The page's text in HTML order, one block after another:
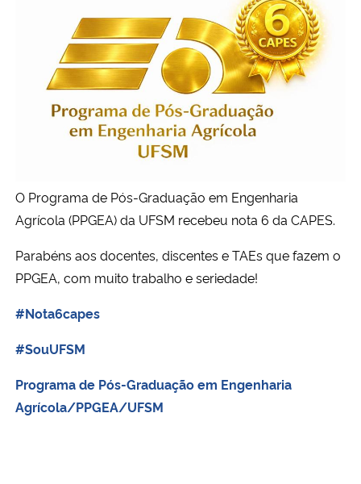
Ministério da Saúde
Ministério da Ciência, Tecnologia, Inovações e Comunicações
Ministério do Turismo
Controladoria-Geral da União
Ministério da Mulher, da Família e dos Direitos Humanos
Trancamento de disciplinas
EDITAL Nº 065, de 24 de setembro de 2009.
Relação dos candidatos classificados no edital nº 023/
O Programa de Pós-Graduação em Engenharia
Agrícola (PPGEA) da UFSM recebeu nota 6 da CAPES.
Parabéns aos docentes, discentes e TAEs que fazem o
PPGEA, com muito trabalho e seriedade!
#Nota6capes
#SouUFSM
Programa de Pós-Graduação em Engenharia
Agrícola/PPGEA/UFSM